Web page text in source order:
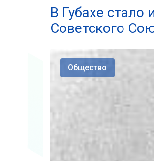
В Губахе
Советского
Общество